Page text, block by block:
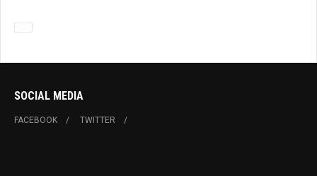
SOCIAL MEDIA
FACEBOOK TWITTER